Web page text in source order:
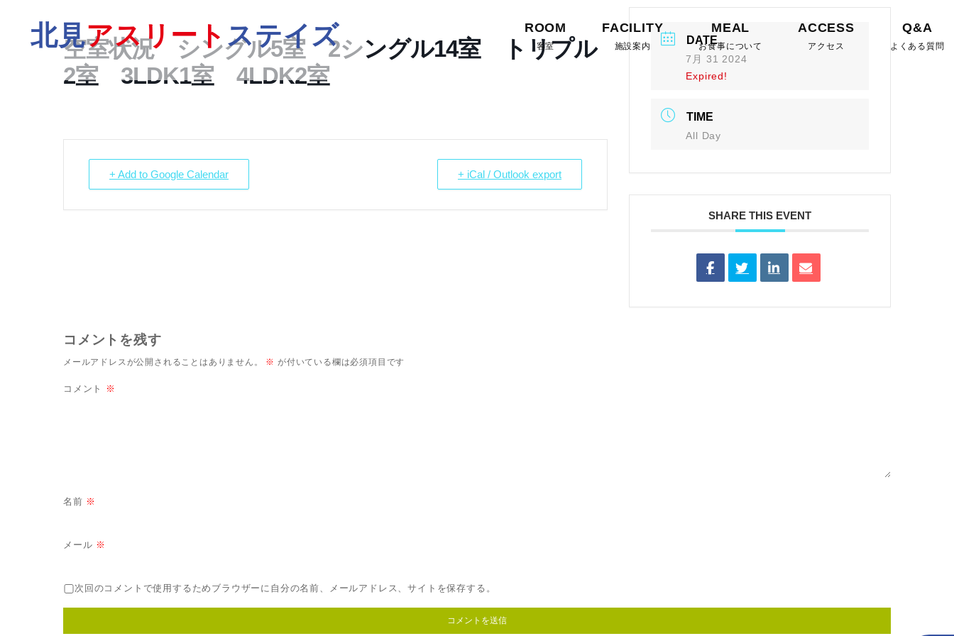
北見アスリート ステイズ ROOM
客室
FACILITY
施設案内
MEAL
お食事について
ACCESS
アクセス
Q&A
よくある質問
空室状況 シングル5室 2シングル14室 トリプル
2室 3LDK1室 4LDK2室
+ Add to Google Calendar + iCal / Outlook export
DATE
7月 31 2024
Expired!
TIME
All Day
SHARE THIS EVENT
コメントを残す
メールアドレスが公開されることはありません。 ※ が付いている欄は必須項目です
コメント ※
名前 ※
メール ※
次回のコメントで使用するためブラウザーに自分の名前、メールアドレス、サイトを保存する。